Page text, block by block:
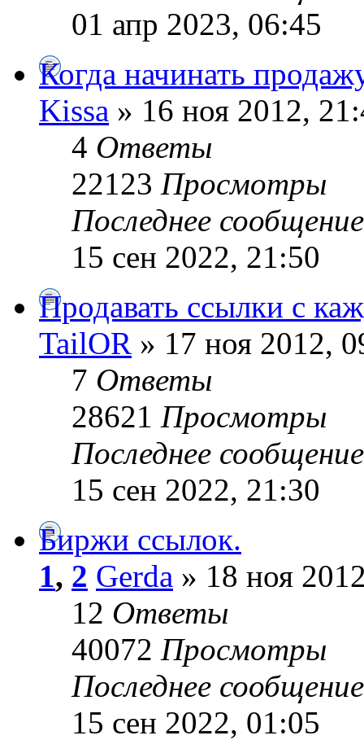
01 апр 2023, 06:45
Когда начинать
Kissa » 16 ноя 2012,
4 Ответы
22123 Просмотры
Последнее
15 сен 2022, 21:50
Продавать ссылки с
TailOR » 17 ноя 2012,
7 Ответы
28621 Просмотры
Последнее
15 сен 2022, 21:30
Биржи ссылок.
1, 2 Gerda » 18 ноя
12 Ответы
40072 Просмотры
Последнее
15 сен 2022, 01:05